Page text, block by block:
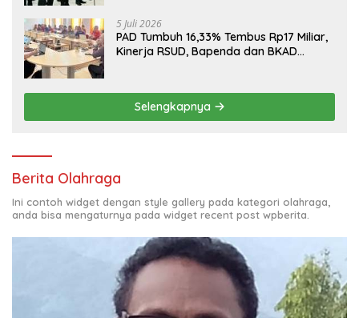
5 Juli 2026
PAD Tumbuh 16,33% Tembus Rp17 Miliar,
Kinerja RSUD, Bapenda dan BKAD
Selengkapnya
Berita Olahraga
Ini contoh widget dengan style gallery pada kategori olahraga,
anda bisa mengaturnya pada widget recent post wpberita.